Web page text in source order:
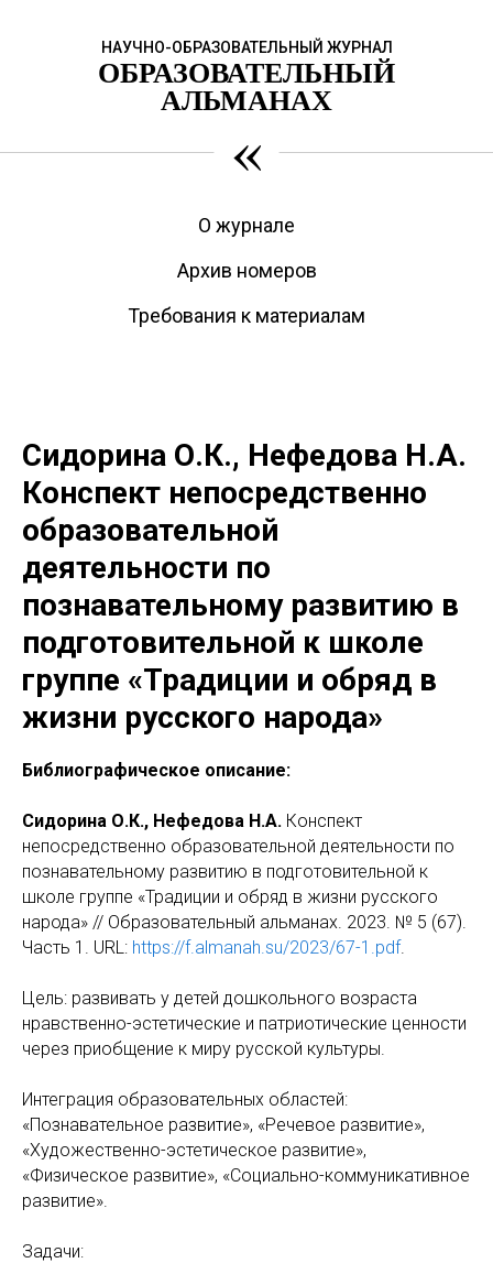
НАУЧНО-ОБРАЗОВАТЕЛЬНЫЙ ЖУРНАЛ
ОБРАЗОВАТЕЛЬНЫЙ
АЛЬМАНАХ
«
О журнале
Архив номеров
Требования к материалам
Сидорина О.К., Нефедова Н.А.
Конспект непосредственно
образовательной
деятельности по
познавательному развитию в
подготовительной к школе
группе «Традиции и обряд в
жизни русского народа»
Библиографическое описание:
Сидорина О.К., Нефедова Н.А. Конспект
непосредственно образовательной деятельности по
познавательному развитию в подготовительной к
школе группе «Традиции и обряд в жизни русского
народа» // Образовательный альманах. 2023. № 5 (67).
Часть 1. URL: https://f.almanah.su/2023/67-1.pdf.
Цель: развивать у детей дошкольного возраста
нравственно-эстетические и патриотические ценности
через приобщение к миру русской культуры.
Интеграция образовательных областей:
«Познавательное развитие», «Речевое развитие»,
«Художественно-эстетическое развитие»,
«Физическое развитие», «Социально-коммуникативное
развитие».
Задачи: